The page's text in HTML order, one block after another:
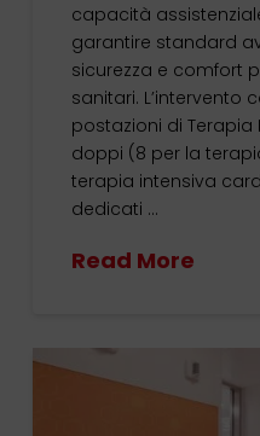
capacità
garantire standard
sicurezza e comfort
sanitari. L’intervento
postazioni di Terapia
doppi (8 per la
terapia intensiva
dedicati …
Read More